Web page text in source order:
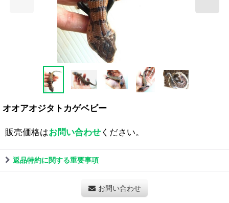
オオアオジタトカゲベビー
販売価格はお問い合わせください。
返品特約に関する重要事項
お問い合わせ